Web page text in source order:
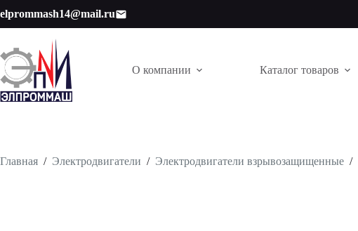
к
сути
elprommash14@mail.ru
О компании Каталог товаров
Главная / Электродвигатели / Электродвигатели взрывозащищенные /